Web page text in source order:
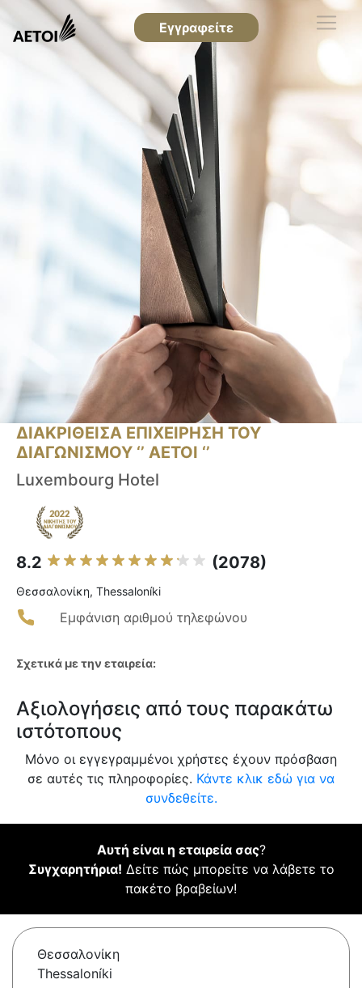
Εγγραφείτε
ΔΙΑΚΡΙΘΕΙΣΑ ΕΠΙΧΕΙΡΗΣΗ ΤΟΥ
ΔΙΑΓΩΝΙΣΜΟΥ ‘’ ΑΕΤΟΙ ‘’
Luxembourg Hotel
8.2 (2078)
Θεσσαλονίκη, Thessaloníki
Εμφάνιση αριθμού τηλεφώνου
Σχετικά με την εταιρεία:
Αξιολογήσεις από τους παρακάτω
ιστότοπους
Μόνο οι εγγεγραμμένοι χρήστες έχουν πρόσβαση
σε αυτές τις πληροφορίες. Κάντε κλικ εδώ για να
συνδεθείτε.
Αυτή είναι η εταιρεία σας?
Συγχαρητήρια! Δείτε πώς μπορείτε να λάβετε το
πακέτο βραβείων!
Θεσσαλονίκη
Thessaloníki